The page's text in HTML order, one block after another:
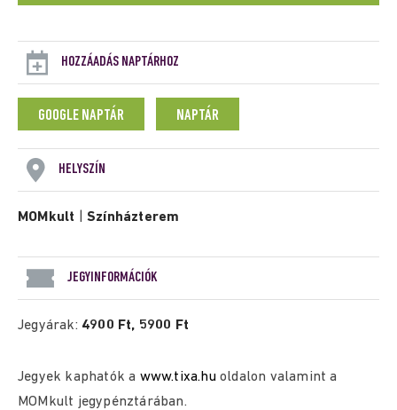
HOZZÁADÁS NAPTÁRHOZ
GOOGLE NAPTÁR NAPTÁR
HELYSZÍN
MOMkult |Színházterem
JEGYINFORMÁCIÓK
Jegyárak: 4900 Ft, 5900 Ft
Jegyek kaphatók a www.tixa.huoldalon valamint a
MOMkult jegypénztárában.